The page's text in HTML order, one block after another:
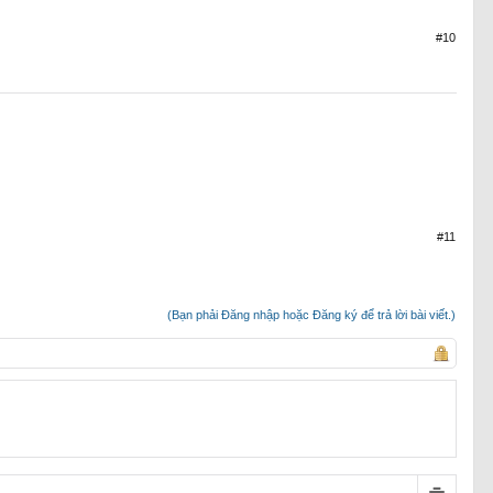
#10
#11
(Bạn phải Đăng nhập hoặc Đăng ký để trả lời bài viết.)